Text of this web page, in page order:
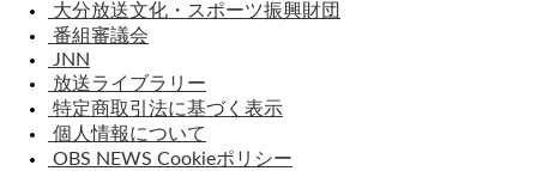
大分放送文化・スポーツ振興財団
番組審議会
JNN
放送ライブラリー
特定商取引法に基づく表示
個人情報について
OBS NEWS Cookieポリシー